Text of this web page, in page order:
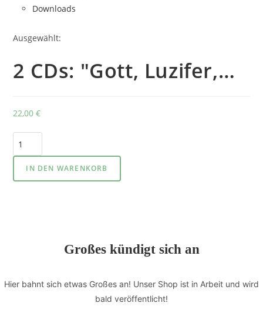
Downloads
Ausgewählt:
2 CDs: "Gott, Luzifer,…
22,00€
IN DEN WARENKORB
Großes kündigt sich an
Hier bahnt sich etwas Großes an! Unser Shop ist in Arbeit und wird
bald veröffentlicht!